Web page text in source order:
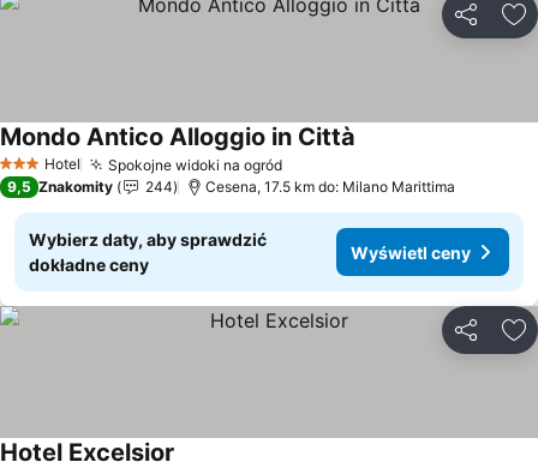
3 Kategoria
Hotel Spokojne widoki na ogródWyświetl ceny
Mondo Antico Alloggio in Città
9,5 Znakomity 244 Cesena, 17.5 km do: Milano Marittima
Wybierz daty, aby sprawdzić
dokładne ceny
Wyświetl ceny
Hotel Excelsior